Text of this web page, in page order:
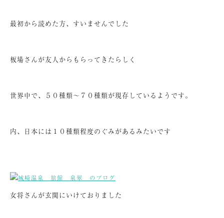
最初から読めた方、すいませんでした
板場さんが友人からもらってきたらしく
世界中で、５０種類～７０種類が現存しているようです。
内、日本には１０種類程度のぐみがあるみたいです
女将さんが玄関にいけておりました